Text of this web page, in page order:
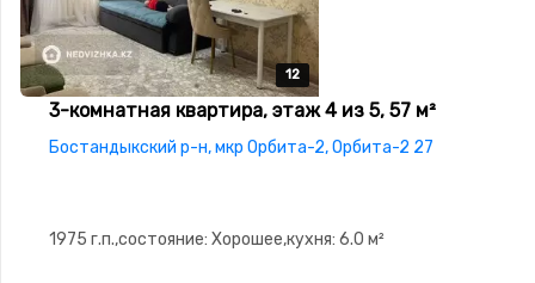
12
12
12
12
12
3-комнатная квартира, этаж 4 из 5, 57 м²
Бостандыкский р-н, мкр Орбита-2, Орбита-2 27
1975 г.п.,состояние: Хорошее,кухня: 6.0 м²